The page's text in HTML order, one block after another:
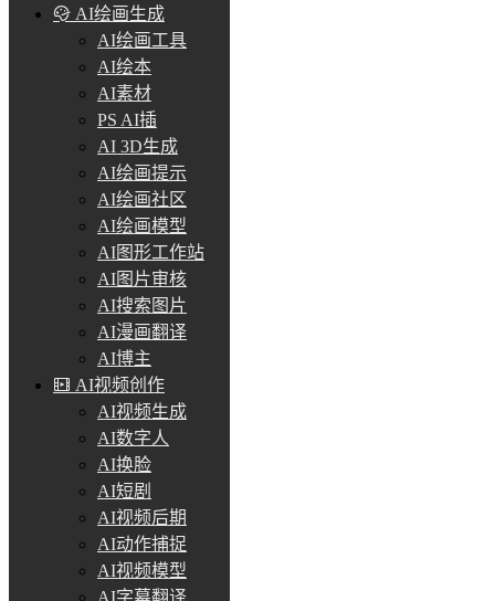
AI绘画生成
AI绘画工具
AI绘本
AI素材
PS AI插
AI 3D生成
AI绘画提示
AI绘画社区
AI绘画模型
AI图形工作站
AI图片审核
AI搜索图片
AI漫画翻译
AI博主
AI视频创作
AI视频生成
AI数字人
AI换脸
AI短剧
AI视频后期
AI动作捕捉
AI视频模型
AI字幕翻译